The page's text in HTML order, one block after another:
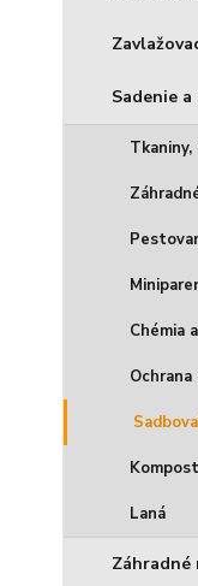
Sadenie
Chémia
Laná
Záhradné